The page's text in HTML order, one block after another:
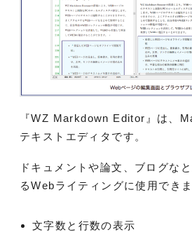
『WZ Markdown Editor』は、
テキストエディタです。
ドキュメントや論文、ブログな
るWebライティングに使用できま
文字数と行数の表示